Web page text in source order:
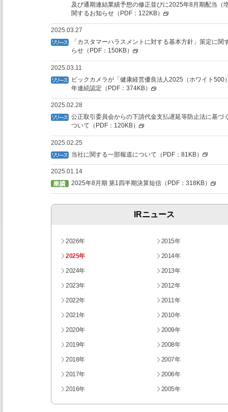
及び通期連結業績予想の修正並びに2025年8月期配当（
関するお知らせ（PDF：122KB）
2025.03.27
「カスタマーハラスメントに対する基本方針」策定に関
らせ（PDF：150KB）
2025.03.11
ビックカメラが「健康経営優良法人2025（ホワイト500
年連続認定（PDF：374KB）
2025.02.28
公正取引委員会からの下請代金支払遅延等防止法に基づ
ついて（PDF：120KB）
2025.02.25
当社に関する一部報道について（PDF：81KB）
2025.01.14
2025年8月期 第1四半期決算短信（PDF：318KB）
IRニュース
2026年
2025年
2024年
2023年
2022年
2021年
2020年
2019年
2018年
2017年
2016年
2015年
2014年
2013年
2012年
2011年
2010年
2009年
2008年
2007年
2006年
2005年